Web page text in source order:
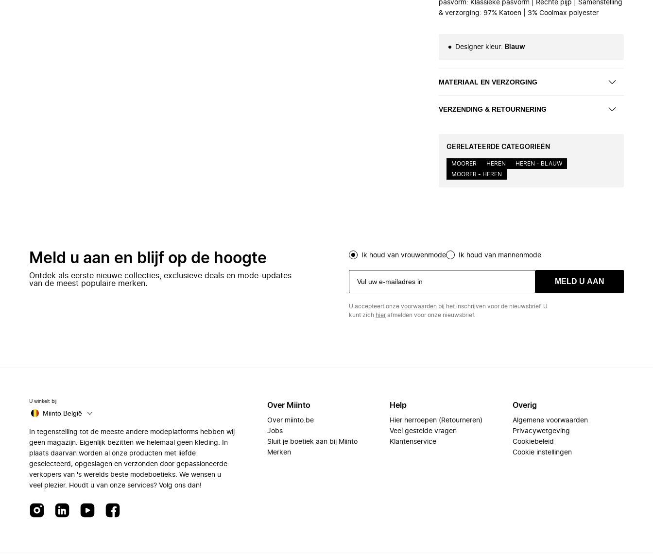
pasvorm: Klassieke pasvorm | Rechte pijp | Samenstelling
& verzorging: 97% Katoen | 3% Coolmax polyester
Designer kleur: Blauw
MATERIAAL EN VERZORGING
VERZENDING & RETOURNERING
GERELATEERDE CATEGORIEËN
MOORER HEREN
HEREN - BLAUW
MOORER - HEREN
Meld u aan en blijf op de hoogte
Ontdek als eerste nieuwe collecties, exclusieve deals en mode-updates
van de meest populaire merken.
Ik houd van vrouwenmode Ik houd van mannenmode
MELD U AAN
U accepteert onze voorwaarden bij het inschrijven voor de nieuwsbrief. U
kunt zich hierafmelden voor onze nieuwsbrief.
U winkelt bij
Miinto België
In tegenstelling tot de meeste andere modeplatforms hebben wij
geen magazijn. Eigenlijk bezitten we helemaal geen kleding. In
plaats daarvan worden al onze producten met liefde
geselecteerd, opgeslagen en verzonden door gepassioneerde
verkopers van 's werelds beste modeboetieks. We wensen u
veel plezier. Houdt u van onze services? Volg ons dan!
Over Miinto
Over miinto.be
Jobs
Sluit je boetiek aan bij Miinto
Merken
Help
Hier herroepen (Retourneren)
Veel gestelde vragen
Klantenservice
Overig
Algemene voorwaarden
Privacywetgeving
Cookiebeleid
Cookie instellingen